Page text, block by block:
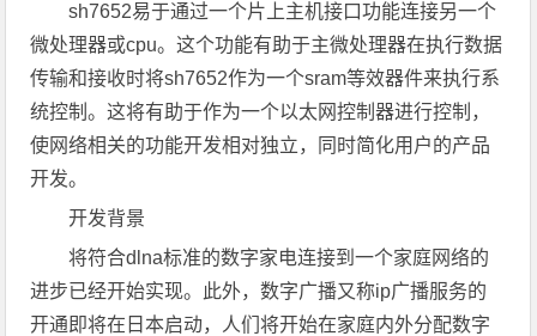
sh7652易于通过一个片上主机接口功能连接另一个
微处理器或cpu。这个功能有助于主微处理器在执行数据
传输和接收时将sh7652作为一个sram等效器件来执行系
统控制。这将有助于作为一个以太网控制器进行控制，
使网络相关的功能开发相对独立，同时简化用户的产品
开发。
开发背景
将符合dlna标准的数字家电连接到一个家庭网络的
进步已经开始实现。此外，数字广播又称ip广播服务的
开通即将在日本启动，人们将开始在家庭内外分配数字